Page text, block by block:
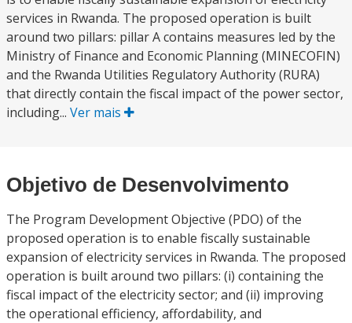
services in Rwanda. The proposed operation is built
around two pillars: pillar A contains measures led by the
Ministry of Finance and Economic Planning (MINECOFIN)
and the Rwanda Utilities Regulatory Authority (RURA)
that directly contain the fiscal impact of the power sector,
including... Ver mais
Objetivo de Desenvolvimento
The Program Development Objective (PDO) of the
proposed operation is to enable fiscally sustainable
expansion of electricity services in Rwanda. The proposed
operation is built around two pillars: (i) containing the
fiscal impact of the electricity sector; and (ii) improving
the operational efficiency, affordability, and